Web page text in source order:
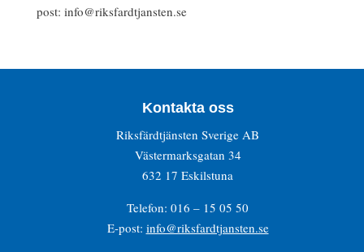
post: info@riksfardtjansten.se
Kontakta oss
Riksfärdtjänsten Sverige AB
Västermarksgatan 34
632 17 Eskilstuna
Telefon: 016 – 15 05 50
E-post: info@riksfardtjansten.se